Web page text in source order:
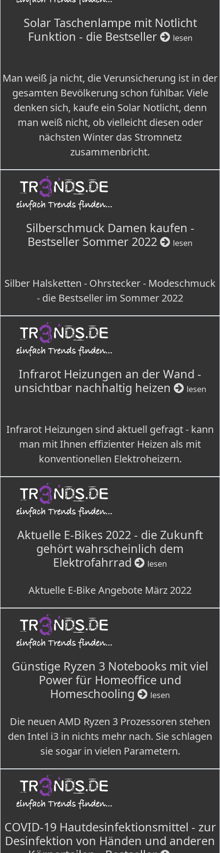
Solar Taschenlampe mit Notlicht
Funktion - die Bestseller
lesen
Man weiß ja nicht, die Verunsicherung ist in der
gesamten Bevölkerung schon fühlbar. Viele
denken sich, kaufe ein Solar Notlicht, denn
man weiß nicht, ob vielleicht diesen oder
nächsten Winter das Stromnetz
zusammenbricht.
Silberschmuck Damen kaufen -
Bestseller Sommer 2022
lesen
Silber Halsketten - Ohrstecker - Modeschmuck
- die Bestseller im Sommer 2022
Infrarot Heizungen an der Wand -
unsichtbar nachhaltig heizen
lesen
Infrarot Heizungen sind aktuell gefragt - kann
man mit Ihnen effizienter Heizen als mit
konventionellen Elektroheizern.
Aktuelle E-Bikes 2022 - die Zukunft
gehört wahrscheinlich dem
Elektrofahrrad
lesen
Aktuelle E-Bike Angebote März 2022
Günstige Ryzen 3 Notebooks mit viel
Power für Homeoffice und
Homeschooling
lesen
Die neuen AMD Ryzen 3 Prozessoren stehen
den Intel i3 in nichts mehr nach. Sie schlagen
sie sogar in vielen Parametern.
COVID-19 Hautdesinfektionsmittel - zur
Desinfektion von Händen und anderen